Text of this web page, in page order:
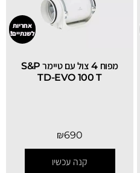
מפוח 4 צול עם טיימר S&P
TD-EVO 100 T
₪690
קנה עכשיו
אחריות
לשנתיים!